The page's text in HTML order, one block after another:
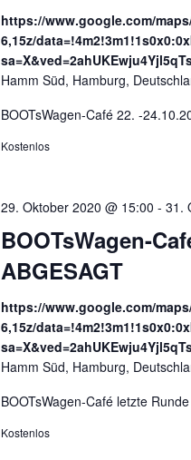
https://www.google.com/
6,15z/
Hamm Süd, Hamburg,
BOOTsWagen-Café 22. -
Kostenlos
BOOTsWagen-
ABGESAGT
29. Oktober 2020 @ 15:00 - 31.
https://www.google.com/
6,15z/
Hamm Süd, Hamburg,
BOOTsWagen-Café letzte
Kostenlos